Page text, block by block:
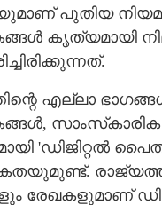
പുതിയ
കൃത്യമായി
എല്ലാ
സാംസ്‌കാരിക
'ഡിജിറ്റല്‍
രേഖകളുമാണ്